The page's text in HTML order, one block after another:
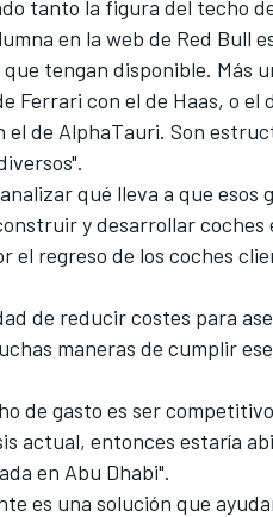
tanto la figura del techo
en la web de Red Bull
tengan disponible. Más
Ferrari con el de Haas, o el
el de AlphaTauri. Son
qué lleva a que
y desarrollar
el regreso de los coches
de reducir costes para
maneras de cumplir
de gasto es ser
actual, entonces estaría
en Abu Dhabi".
es una solución que